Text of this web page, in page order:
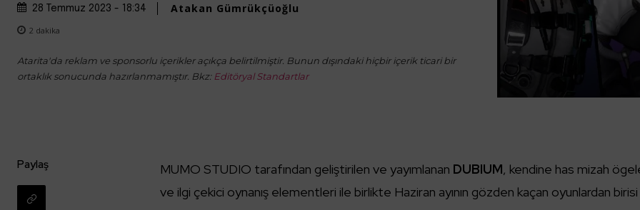
28 Temmuz 2023 - 18:34 Atakan Gümrükçüoğlu
2 dakika
Atarita'da reklam ve sponsorlu içerikler açıkça belirtilmiştir. Bunun dışındaki hiçbir içerik ticari bir
ortaklık sonucunda hazırlanmamıştır. Bkz: Editöryal Standartlar
Paylaş MUMO STUDIO tarafından geliştirilen ve yayımlanan DUBIUM, kendine has mizah
ve ilgi çekici oynanış elementleri ile birlikte Haziran ayının gözden kaçan oyunlardan birisi